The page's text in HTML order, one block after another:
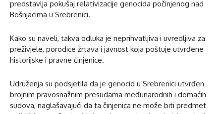
predstavlja pokušaj relativizacije genocida počinjenog nad
Bošnjacima u Srebrenici.
Kako su naveli, takva odluka je neprihvatljiva i uvredljiva za
preživjele, porodice žrtava i javnost koja poštuje utvrđene
historijske i pravne činjenice.
Udruženja su podsjetila da je genocid u Srebrenici utvrđen
brojnim pravosnažnim presudama međunarodnih i domaćih
sudova, naglašavajući da ta činjenica ne može biti predmet